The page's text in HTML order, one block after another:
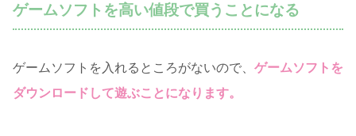
ゲームソフトを高い値段で買うことになる
ゲームソフトを入れるところがないので、 ゲームソフトを
ダウンロードして遊ぶことになります。